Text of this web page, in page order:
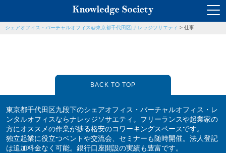
シェアオフィス・バーチャルオフィス@東京都千代田区|ナレッジソサエティ > 仕事
BACK TO TOP
東京都千代田区九段下のシェアオフィス・バーチャルオフィス・レ
ンタルオフィスならナレッジソサエティ。フリーランスや起業家の
方にオススメの作業が捗る格安のコワーキングスペースです。
独立起業に役立つベントや交流会、セミナーも随時開催。法人登記
は追加料金なく可能。銀行口座開設の実績も豊富です。